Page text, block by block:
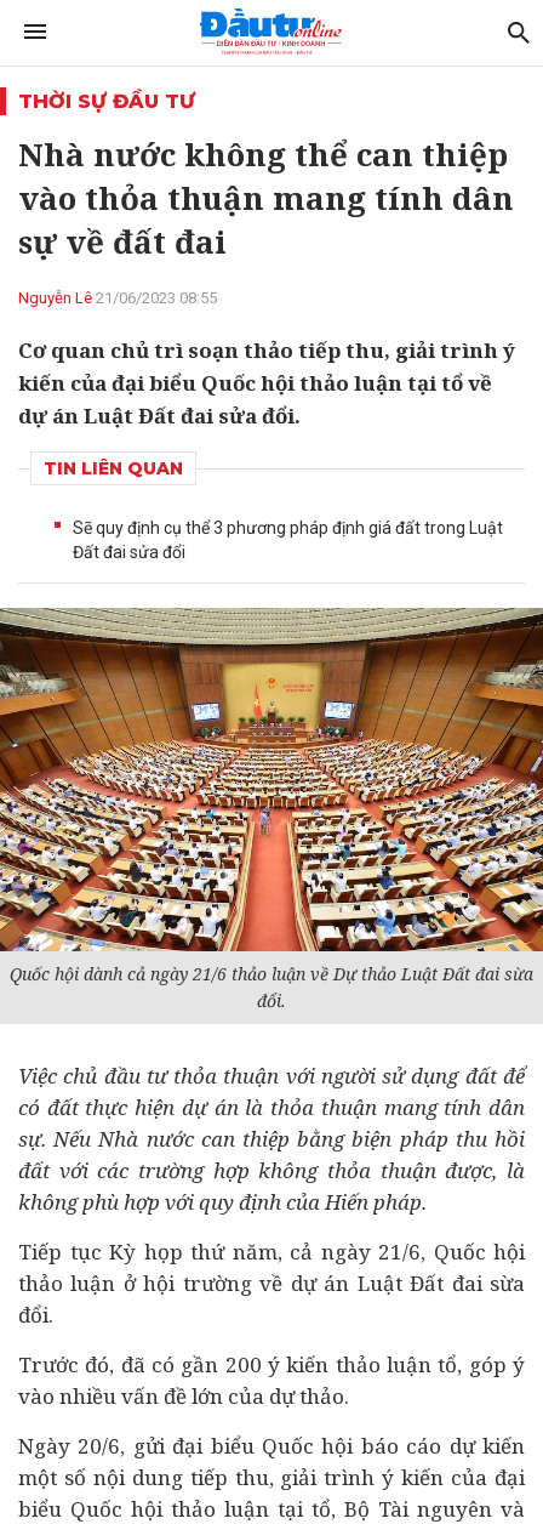
THỜI SỰ ĐẦU TƯ
Nhà nước không thể can thiệp
vào thỏa thuận mang tính dân
sự về đất đai
Nguyễn Lê 21/06/2023 08:55
Cơ quan chủ trì soạn thảo tiếp thu, giải trình ý
kiến của đại biểu Quốc hội thảo luận tại tổ về
dự án Luật Đất đai sửa đổi.
TIN LIÊN QUAN
Sẽ quy định cụ thể 3 phương pháp định giá đất trong Luật
Đất đai sửa đổi
Quốc hội dành cả ngày 21/6 thảo luận về Dự thảo Luật Đất đai sừa
đổi.
Việc chủ đầu tưthỏa thuận với người sử dụng đất để
có đất thực hiện dự ánlà thỏa thuận mang tính dân
sự. Nếu Nhà nước can thiệp bằng biện pháp thu hồi
đất với các trường hợp không thỏa thuận được, là
không phù hợp với quy định của Hiến pháp.
Tiếp tục Kỳ họp thứ năm, cả ngày 21/6, Quốc hội
thảo luận ở hội trường về dự án Luật Đất đai sừa
đổi.
Trước đó, đã có gần 200 ý kiến thảo luận tổ, góp ý
vào nhiều vấn đề lớn của dự thảo.
Ngày 20/6, gửi đại biểu Quốc hội báo cáo dự kiến
một số nội dung tiếp thu, giải trình ý kiến của đại
biểu Quốc hội thảo luận tại tổ, Bộ Tài nguyên và